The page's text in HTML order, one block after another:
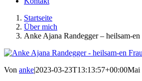
Startseite
Über mich
Anke Ajana Randegger – heilsam-en
Von anke|2023-03-23T13:13:57+00:00Mai